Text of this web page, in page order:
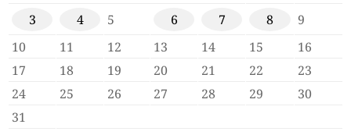
3
4 5 6 7 8
9
10
11 12 13 14 15
16
17
18 19 20 21 22
23
24
25 26 27 28 29
30
31